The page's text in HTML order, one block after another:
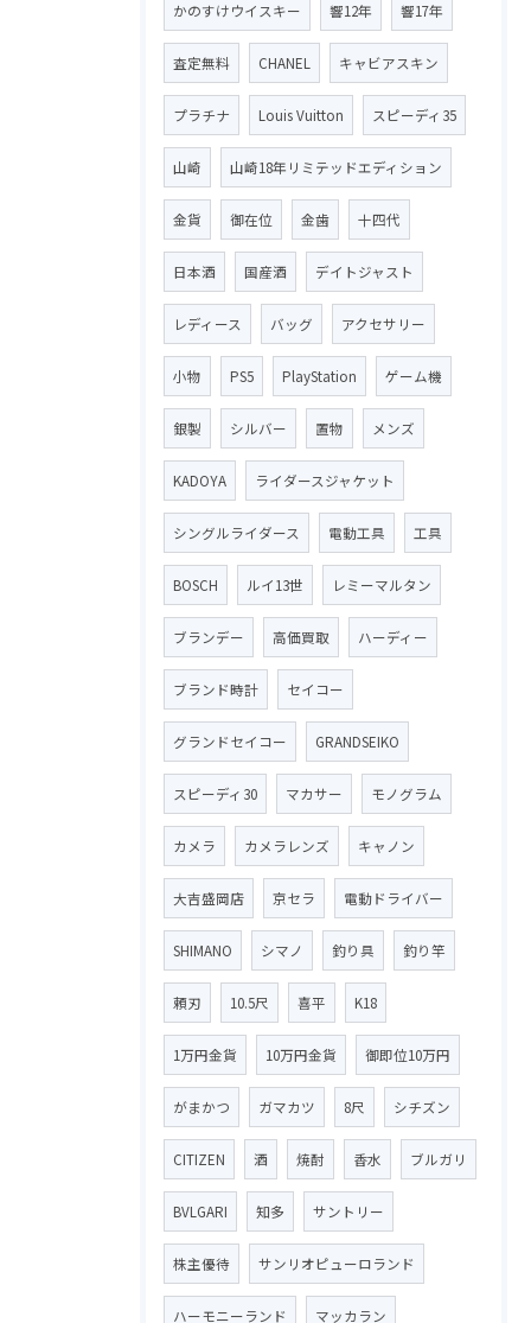
かのすけウイスキー 響12年 響17年
査定無料 CHANEL キャビアスキン
プラチナ Louis Vuitton スピーディ35
山崎 山崎18年リミテッドエディション
金貨 御在位 金歯 十四代
日本酒 国産酒 デイトジャスト
レディース バッグ アクセサリー
小物 PS5 PlayStation ゲーム機
銀製 シルバー 置物 メンズ
KADOYA ライダースジャケット
シングルライダース 電動工具 工具
BOSCH ルイ13世 レミーマルタン
ブランデー 高価買取 ハーディー
ブランド時計 セイコー
グランドセイコー GRANDSEIKO
スピーディ30 マカサー モノグラム
カメラ カメラレンズ キャノン
大吉盛岡店 京セラ 電動ドライバー
SHIMANO シマノ 釣り具 釣り竿
頼刃 10.5尺 喜平 K18
1万円金貨 10万円金貨 御即位10万円
がまかつ ガマカツ 8尺 シチズン
CITIZEN 酒 焼酎 香水 ブルガリ
BVLGARI 知多 サントリー
株主優待 サンリオピューロランド
ハーモニーランド マッカラン